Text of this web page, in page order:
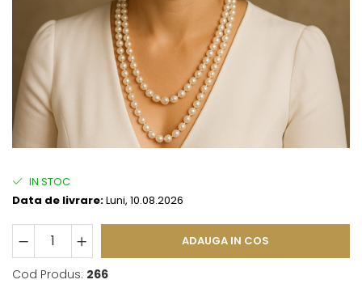
IN STOC
Data de livrare:Luni, 10.08.2026
ADAUGA IN COS
Cod Produs: 266